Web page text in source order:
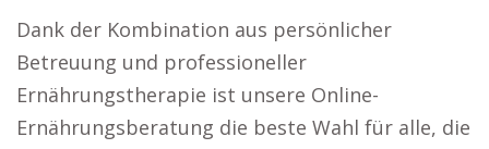
Dank der Kombination aus persönlicher
Betreuung und professioneller
Ernährungstherapie ist unsere Online-
Ernährungsberatung die beste Wahl für alle, die